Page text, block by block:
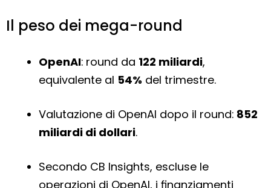
Il peso dei mega-round
OpenAI: round da 122 miliardi,
equivalente al 54% del trimestre.
Valutazione di OpenAI dopo il round: 852
miliardi di dollari.
Secondo CB Insights, escluse le
operazioni di OpenAI, i finanziamenti